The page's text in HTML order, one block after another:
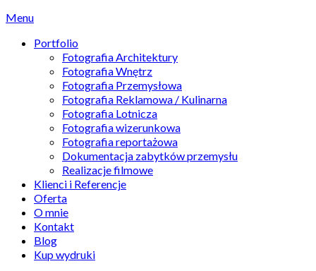
Menu
Portfolio
Fotografia Architektury
Fotografia Wnętrz
Fotografia Przemysłowa
Fotografia Reklamowa / Kulinarna
Fotografia Lotnicza
Fotografia wizerunkowa
Fotografia reportażowa
Dokumentacja zabytków przemysłu
Realizacje filmowe
Klienci i Referencje
Oferta
O mnie
Kontakt
Blog
Kup wydruki